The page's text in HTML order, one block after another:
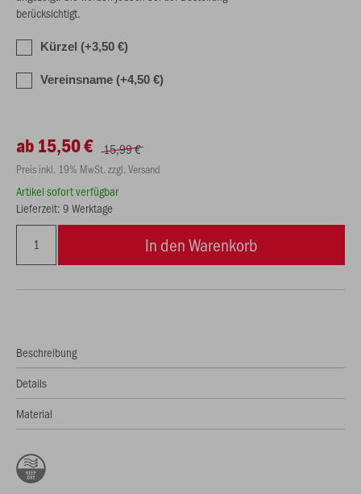
berücksichtigt.
Kürzel (+3,50 €)
Vereinsname (+4,50 €)
ab 15,50 € 15,99 €
Preis inkl. 19% MwSt. zzgl. Versand
Artikel sofort verfügbar
Lieferzeit: 9 Werktage
In den Warenkorb
Beschreibung
Details
Material